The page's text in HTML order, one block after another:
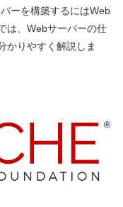
ーを構築するにはWeb
は、Webサーバーの仕
かりやすく解説しま